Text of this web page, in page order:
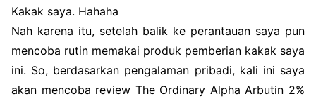
Kakak saya. Hahaha
Nah karena itu, setelah balik ke perantauan saya pun
mencoba rutin memakai produk pemberian kakak saya
ini. So, berdasarkan pengalaman pribadi, kali ini saya
akan mencoba review The Ordinary Alpha Arbutin 2%